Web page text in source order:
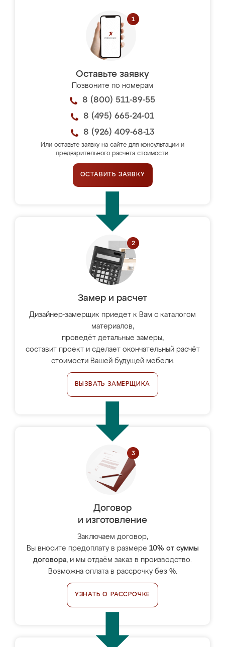
Оставьте заявку
Позвоните по номерам
8 (800) 511-89-55
8 (495) 665-24-01
8 (926) 409-68-13
Или оставьте заявку на сайте для консультации и
предварительного расчёта стоимости.
ОСТАВИТЬ ЗАЯВКУ
Замер и расчет
Дизайнер-замерщик приедет к Вам с каталогом
материалов,
проведёт детальные замеры,
составит проект и сделает окончательный расчёт
стоимости Вашей будущей мебели.
ВЫЗВАТЬ ЗАМЕРЩИКА
Договор
и изготовление
Заключаем договор,
Вы вносите предоплату в размере 10% от суммы
договора, и мы отдаём заказ в производство.
Возможна оплата в рассрочку без %.
УЗНАТЬ О РАССРОЧКЕ